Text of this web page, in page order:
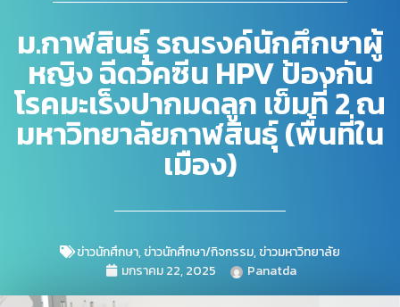
ม.กาฬสินธุ์ รณรงค์นักศึกษาผู้
หญิง ฉีดวัคซีน HPV ป้องกัน
โรคมะเร็งปากมดลูก เข็มที่ 2 ณ
มหาวิทยาลัยกาฬสินธุ์ (พื้นที่ใน
เมือง)
ข่าวนักศึกษา,ข่าวนักศึกษา/กิจกรรม,ข่าวมหาวิทยาลัย
มกราคม 22, 2025
Panatda